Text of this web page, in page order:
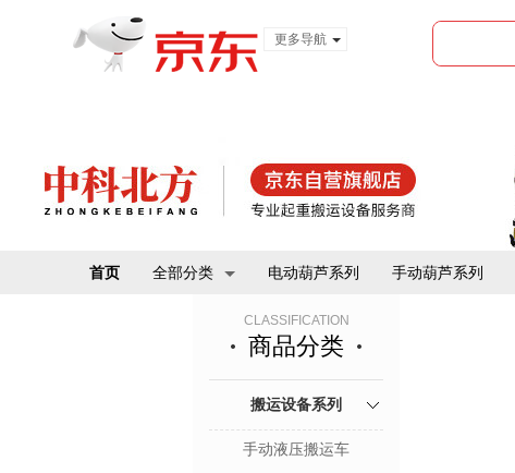
更多导航
首页 全部分类 电动葫芦系列 手动葫芦系列
CLASSIFICATION
商品分类
搬运设备系列
手动液压搬运车